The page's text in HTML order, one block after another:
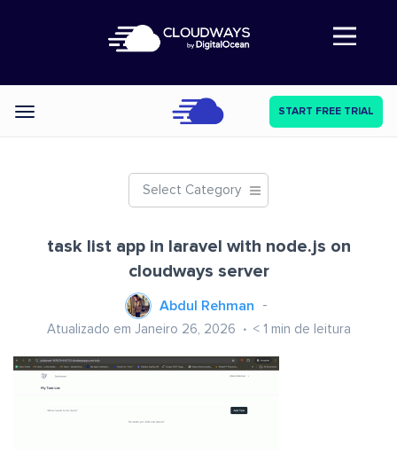
Abre a navegação
Categories START FREE TRIAL
Select Category
task list app in laravel with node.js on
cloudways server
Abdul Rehman
Atualizado em Janeiro 26, 2026 < 1 min de leitura